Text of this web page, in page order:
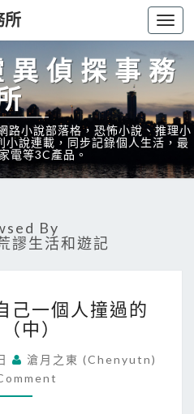
所
異偵探事務
路小說部落格，恐怖小說、推理小
說連載，同步記錄個人生活，最
電等3C產品。
By
謬生活和遊記
那
些
，
我
自
己一個人撞過的
中）
滄月之東 (chenyutn)